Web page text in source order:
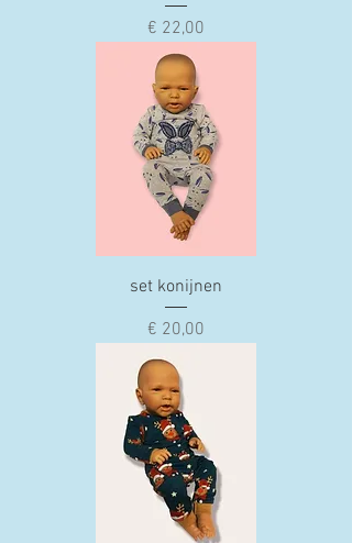
Prijs
€ 22,00
set konijnen
Prijs
€ 20,00